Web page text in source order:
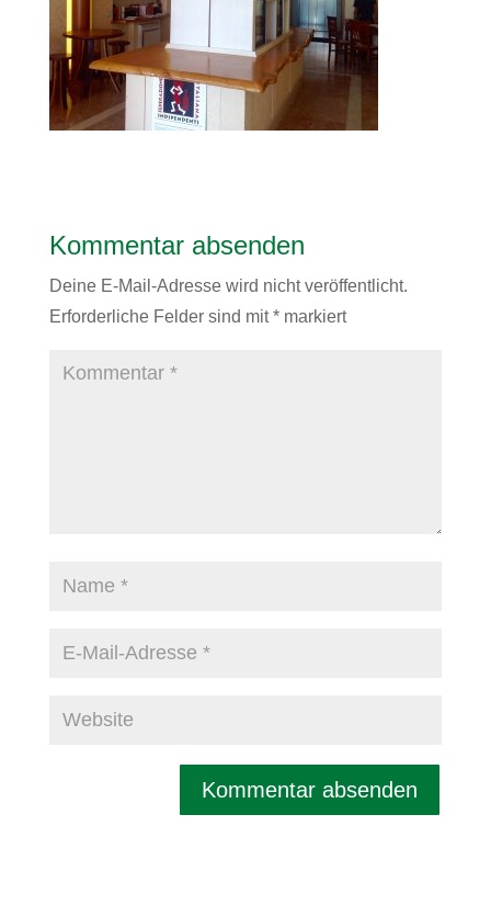
Kommentar absenden
Deine E-Mail-Adresse wird nicht veröffentlicht.
Erforderliche Felder sind mit*markiert